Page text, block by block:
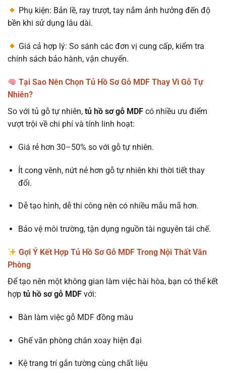
Phụ kiện: Bản lề, ray trượt, tay nắm ảnh hưởng đến độ
bền khi sử dụng lâu dài.
Giá cả hợp lý: So sánh các đơn vị cung cấp, kiểm tra
chính sách bảo hành, vận chuyển.
Tại Sao Nên Chọn Tủ Hồ Sơ Gỗ MDF Thay Vì Gỗ Tự
Nhiên?
So với tủ gỗ tự nhiên, tủ hồ sơ gỗ MDF có nhiều ưu điểm
vượt trội về chi phí và tính linh hoạt:
Giá rẻ hơn 30–50% so với gỗ tự nhiên.
Ít cong vênh, nứt nẻ hơn gỗ tự nhiên khi thời tiết thay
đổi.
Dễ tạo hình, dễ thi công nên có nhiều mẫu mã hơn.
Bảo vệ môi trường, tận dụng nguồn tài nguyên tái chế.
Gợi Ý Kết Hợp Tủ Hồ Sơ Gỗ MDF Trong Nội Thất Văn
Phòng
Để tạo nên một không gian làm việc hài hòa, bạn có thể kết
hợp tủ hồ sơ gỗ MDF với:
Bàn làm việc gỗ MDF đồng màu
Ghế văn phòng chân xoay hiện đại
Kệ trang trí gắn tường cùng chất liệu